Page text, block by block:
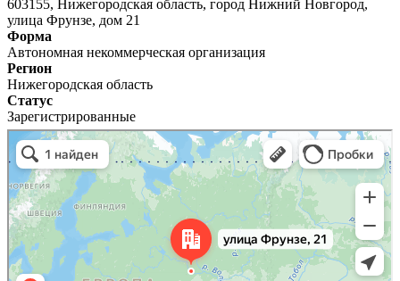
603155, Нижегородская область, город Нижний Новгород,
улица Фрунзе, дом 21
Форма
Автономная некоммерческая организация
Регион
Нижегородская область
Статус
Зарегистрированные